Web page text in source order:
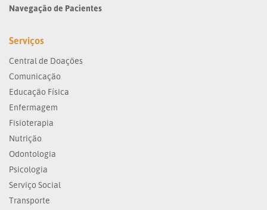
Navegação de Pacientes
Serviços
Central de Doações
Comunicação
Educação Física
Enfermagem
Fisioterapia
Nutrição
Odontologia
Psicologia
Serviço Social
Transporte